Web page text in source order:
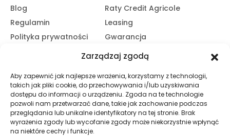
Zarządzaj zgodą
Aby zapewnić jak najlepsze wrażenia, korzystamy z technologii,
takich jak pliki cookie, do przechowywania i/lub uzyskiwania
dostępu do informacji o urządzeniu. Zgoda na te technologie
pozwoli nam przetwarzać dane, takie jak zachowanie podczas
przeglądania lub unikalne identyfikatory na tej stronie. Brak
wyrażenia zgody lub wycofanie zgody może niekorzystnie wpłynąć
na niektóre cechy i funkcje.
Blog
Regulamin
Polityka prywatności
Raty Credit Agricole
Leasing
Gwarancja
14 dni na zwrot
Program partnerski
Zasubskrybuj nasz Newsletter
Zapisz Się